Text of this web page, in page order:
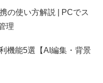
の使い方解説 | PCでス
理
機能5選【AI編集・背景